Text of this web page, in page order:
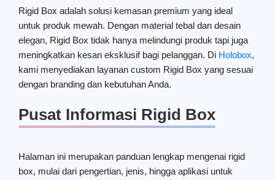
Rigid Box adalah solusi kemasan premium yang ideal
untuk produk mewah. Dengan material tebal dan desain
elegan, Rigid Box tidak hanya melindungi produk tapi juga
meningkatkan kesan eksklusif bagi pelanggan. Di Holobox,
kami menyediakan layanan custom Rigid Box yang sesuai
dengan branding dan kebutuhan Anda.
Pusat Informasi Rigid Box
Halaman ini merupakan panduan lengkap mengenai rigid
box, mulai dari pengertian, jenis, hingga aplikasi untuk